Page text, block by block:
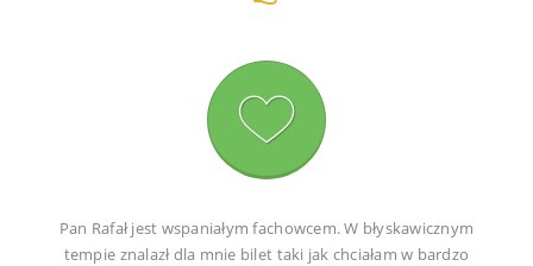
Pan Rafał jest wspaniałym fachowcem. W błyskawicznym
tempie znalazł dla mnie bilet taki jak chciałam w bardzo